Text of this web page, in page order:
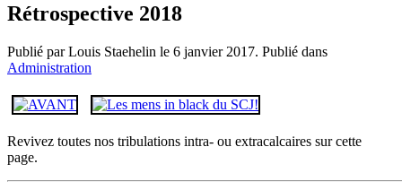
Rétrospective 2018
Publié par Louis Staehelin le 6 janvier 2017. Publié dans
Administration
Revivez toutes nos tribulations intra- ou extracalcaires sur cette
page.